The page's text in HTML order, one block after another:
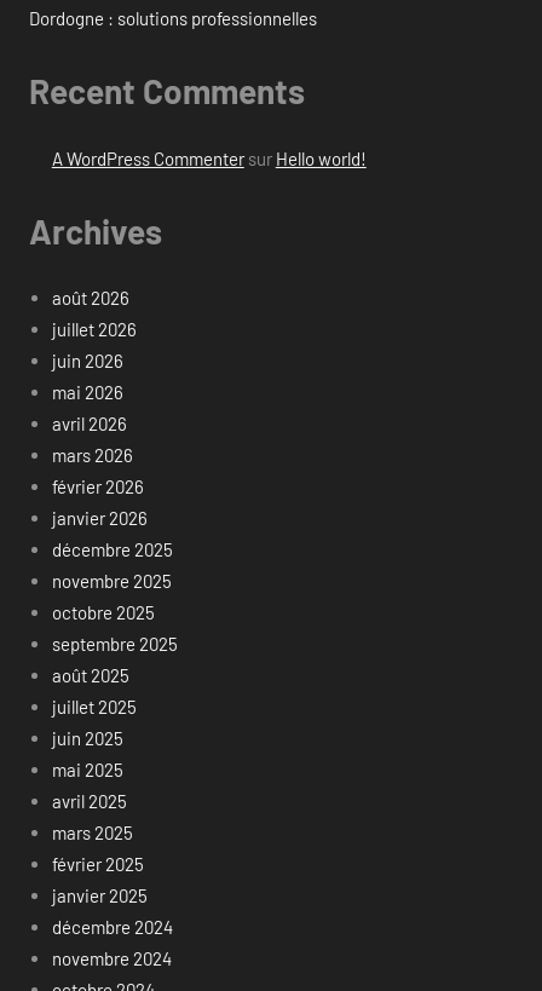
Dordogne : solutions professionnelles
Recent Comments
A WordPress Commentersur Hello world!
Archives
août 2026
juillet 2026
juin 2026
mai 2026
avril 2026
mars 2026
février 2026
janvier 2026
décembre 2025
novembre 2025
octobre 2025
septembre 2025
août 2025
juillet 2025
juin 2025
mai 2025
avril 2025
mars 2025
février 2025
janvier 2025
décembre 2024
novembre 2024